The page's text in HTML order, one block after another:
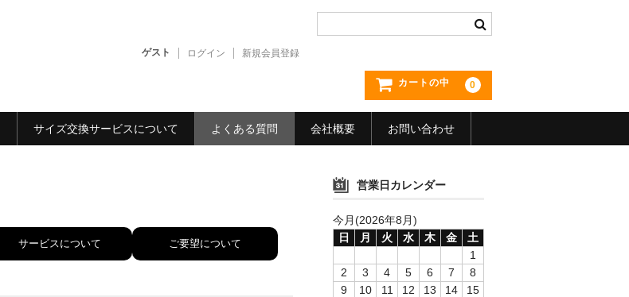
ゲスト ログイン 新規会員登録
カートの中 0
サイズ交換サービスについて よくある質問 会社概要 お問い合わせ
サービスについて ご要望について
営業日カレンダー
今月(2026年8月)
日
月 火 水 木 金
土
1
2
3 4 5 6 7
8
9
10 11 12 13 14
15